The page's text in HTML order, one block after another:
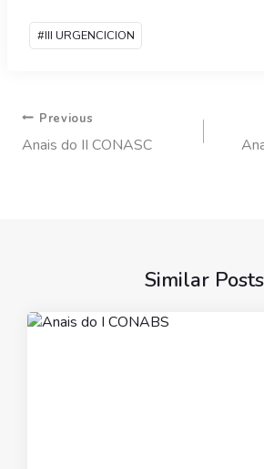
#III URGENCICION
Previous
Anais do II CONASC
Similar Posts